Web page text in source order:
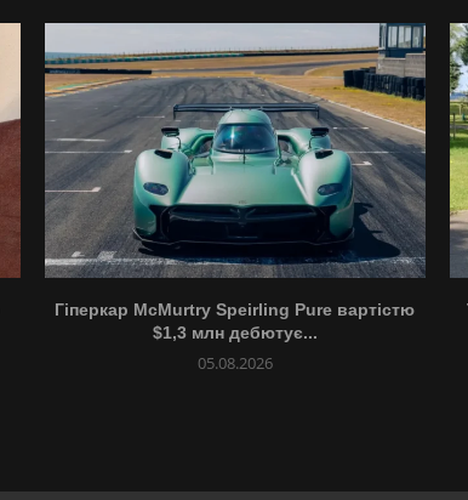
Гіперкар McMurtry Speirling Pure вартістю
$1,3 млн дебютує...
05.08.2026